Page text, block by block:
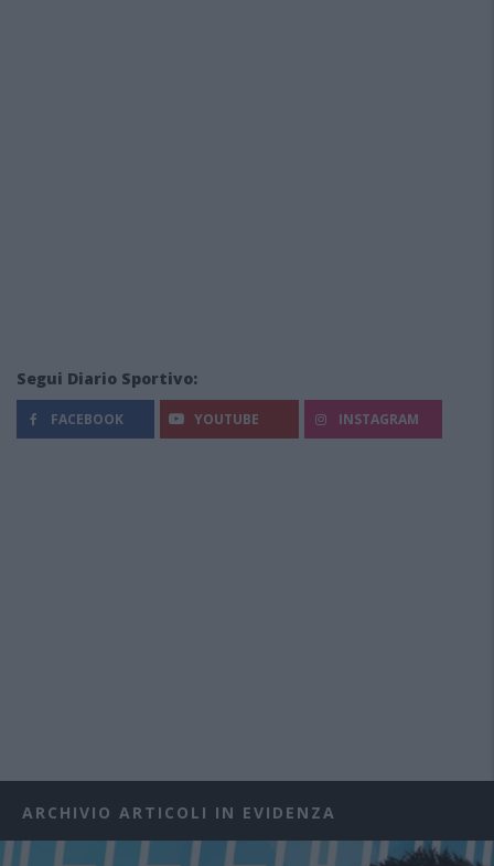
Segui Diario Sportivo:
FACEBOOK YOUTUBE INSTAGRAM
ARCHIVIO ARTICOLI IN EVIDENZA